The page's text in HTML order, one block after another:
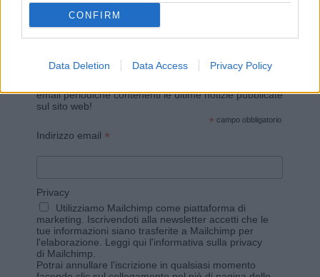
CONFIRM
Data Deletion Data Access Privacy Policy
Vuoi rimanere sempre aggiornato?
email periodiche contenenti le ultime notizie pubblicate
sul sito web!
* campo obbligatorio
Indirizzo email *
Privacy
Utilizziamo Mailchimp come piattaforma di
marketing. Iscrivendoti alla newsletter accetti che le
tue informazioni siano trasferite a Mailchimp per
l'elaborazione. Leggi qui l'informativa sulla privacy
di Mailchimp
Potrai annullare l'iscrizione in qualsiasi momento